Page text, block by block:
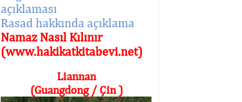
açıklaması
Rasad hakkında açıklama
Namaz Nasıl Kılınır
(www.hakikatkitabevi.net)
Liannan
(Guangdong / Çin )